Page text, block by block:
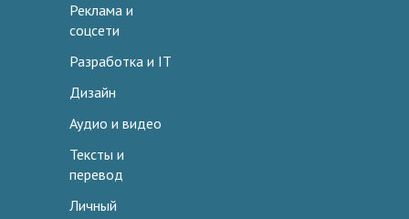
Реклама и
соцсети
Разработка и IT
Дизайн
Аудио и видео
Тексты и
перевод
Личный